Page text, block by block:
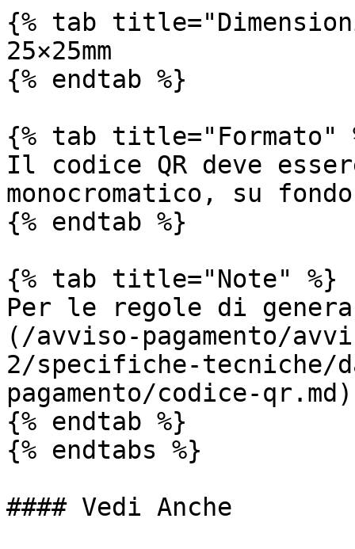
{% tab
25×25mm
{% endtab %}
{% tab title="Formato"
Il codice QR deve
monocromatico, su
{% endtab %}
{% tab title="Note" %}
Per le regole di
(/avviso-pagamento/
2/specifiche-
pagamento/codice-qr.md)
{% endtab %}
{% endtabs %}
#### Vedi Anche